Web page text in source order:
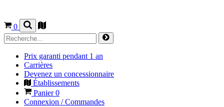
0
Prix garanti pendant 1 an
Carrières
Devenez un concessionnaire
Établissements
Panier0
Connexion / Commandes